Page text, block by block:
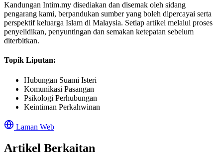
Kandungan Intim.my disediakan dan disemak oleh sidang
pengarang kami, berpandukan sumber yang boleh dipercayai serta
perspektif keluarga Islam di Malaysia. Setiap artikel melalui proses
penyelidikan, penyuntingan dan semakan ketepatan sebelum
diterbitkan.
Topik Liputan:
Hubungan Suami Isteri
Komunikasi Pasangan
Psikologi Perhubungan
Keintiman Perkahwinan
Laman Web
Artikel Berkaitan